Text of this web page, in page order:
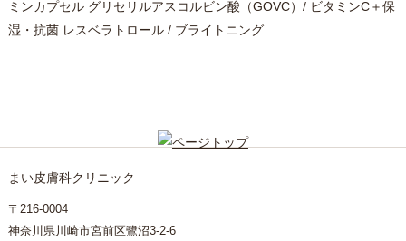
ミンカプセル グリセリルアスコルビン酸（GOVC）/ ビタミンC＋保
湿・抗菌 レスベラトロール / ブライトニング
まい皮膚科クリニック
〒216-0004
神奈川県川崎市宮前区鷺沼3-2-6